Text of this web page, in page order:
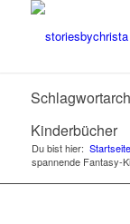
Kinderbücher
Du bist hier: Startseite
spannende Fantasy-